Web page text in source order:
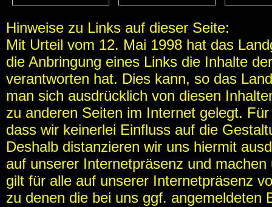
Hinweise zu Links auf dieser Seite:
Mit Urteil vom 12. Mai 1998 hat das
die Anbringung eines Links die Inhalte
verantworten hat. Dies kann, so das
man sich ausdrücklich von diesen
zu anderen Seiten im Internet gelegt.
dass wir keinerlei Einfluss auf die
Deshalb distanzieren wir uns hiermit
auf unserer Internetpräsenz und
gilt für alle auf unserer Internetpräsenz
zu denen die bei uns ggf. angemeldeten